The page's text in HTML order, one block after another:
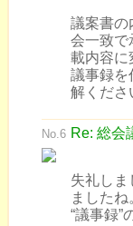
議案書の
会一致で
載内容に
議事録を
解くださ
No.6 Re: 総会
失礼しま
ましたね
“議事録”